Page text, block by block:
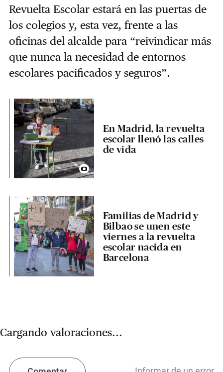
Revuelta Escolar estará en las puertas de
los colegios y, esta vez, frente a las
oficinas del alcalde para “reivindicar más
que nunca la necesidad de entornos
escolares pacificados y seguros”.
En Madrid, la revuelta
escolar llenó las calles
de vida
Familias de Madrid y
Bilbao se unen este
viernes a la revuelta
escolar nacida en
Barcelona
Cargando valoraciones...